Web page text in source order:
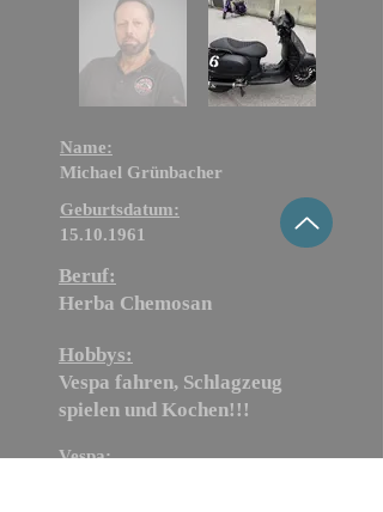
Name:
Michael Grünbacher
Geburtsdatum:
15.10.1961
Beruf:
Herba Chemosan
Hobbys:
Vespa fahren, Schlagzeug
spielen und Kochen!!!
Vespa: